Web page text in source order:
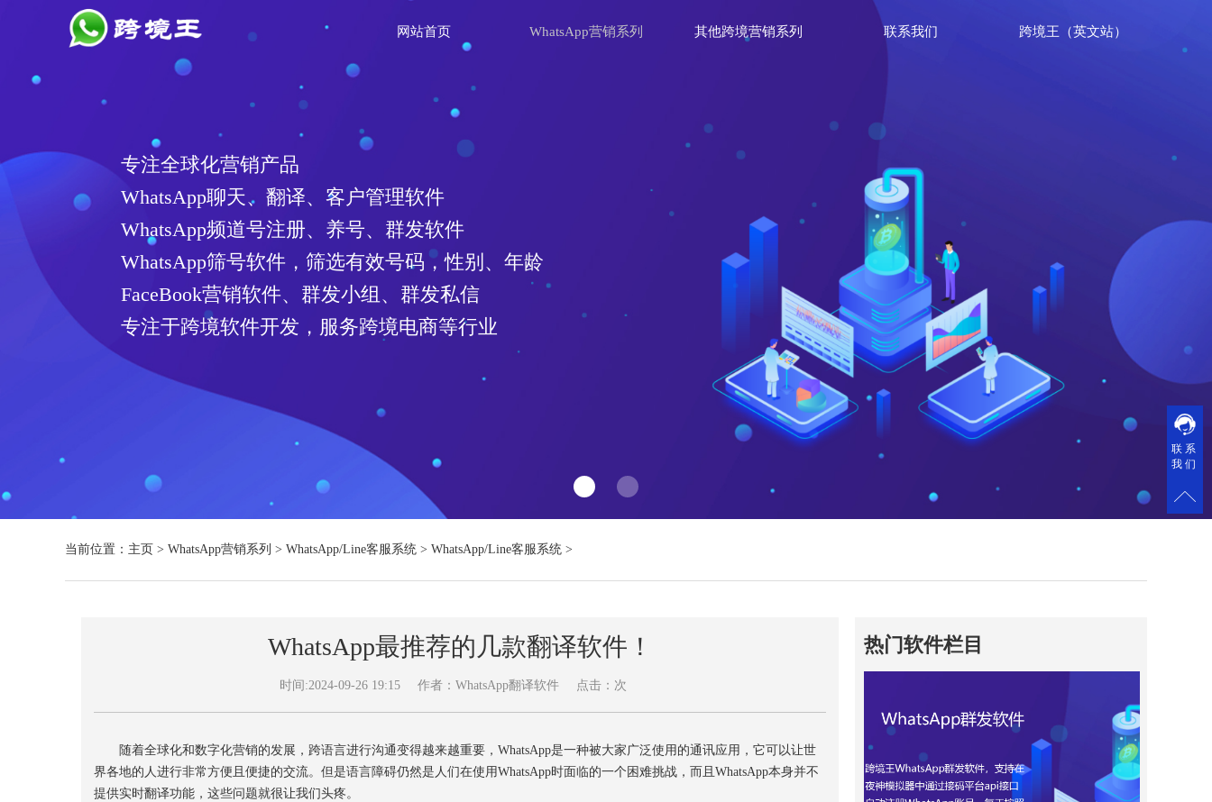
网站首页 WhatsApp营销系列 其他跨境营销系列 联系我们 跨境王（英文站）
专注全球化营销产品
WhatsApp聊天、翻译、客户管理软件
WhatsApp频道号注册、养号、群发软件
WhatsApp筛号软件，筛选有效号码，性别、年龄
FaceBook营销软件、群发小组、群发私信
专注于跨境软件开发，服务跨境电商等行业
当前位置： 主页 > WhatsApp营销系列 > WhatsApp/Line客服系统 > WhatsApp/Line客服系统 >
WhatsApp最推荐的几款翻译软件！
时间:2024-09-26 19:15 作者：WhatsApp翻译软件 点击： 次
随着全球化和数字化营销的发展，跨语言进行沟通变得越来越重要，WhatsApp是一种被大家广泛使用的通讯应用，它可以让世
界各地的人进行非常方便且便捷的交流。但是语言障碍仍然是人们在使用WhatsApp时面临的一个困难挑战，而且WhatsApp本身并不
提供实时翻译功能，这些问题就很让我们头疼。
热门软件栏目
联系
我们